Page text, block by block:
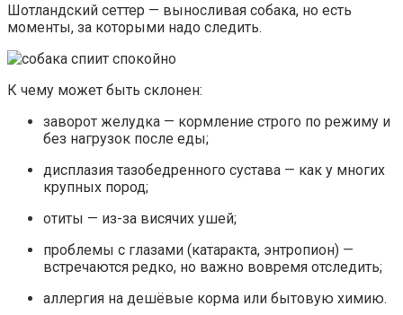
Шотландский сеттер — выносливая собака, но есть
моменты, за которыми надо следить.
К чему может быть склонен:
заворот желудка — кормление строго по режиму и
без нагрузок после еды;
дисплазия тазобедренного сустава — как у многих
крупных пород;
отиты — из-за висячих ушей;
проблемы с глазами (катаракта, энтропион) —
встречаются редко, но важно вовремя отследить;
аллергия на дешёвые корма или бытовую химию.